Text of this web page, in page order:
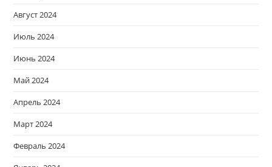
Август 2024
Июль 2024
Июнь 2024
Май 2024
Апрель 2024
Март 2024
Февраль 2024